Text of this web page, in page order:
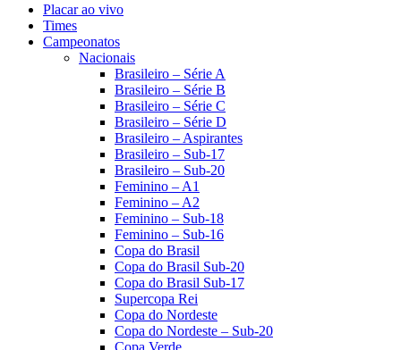
Placar ao vivo
Times
Campeonatos
Nacionais
Brasileiro – Série A
Brasileiro – Série B
Brasileiro – Série C
Brasileiro – Série D
Brasileiro – Aspirantes
Brasileiro – Sub-17
Brasileiro – Sub-20
Feminino – A1
Feminino – A2
Feminino – Sub-18
Feminino – Sub-16
Copa do Brasil
Copa do Brasil Sub-20
Copa do Brasil Sub-17
Supercopa Rei
Copa do Nordeste
Copa do Nordeste – Sub-20
Copa Verde